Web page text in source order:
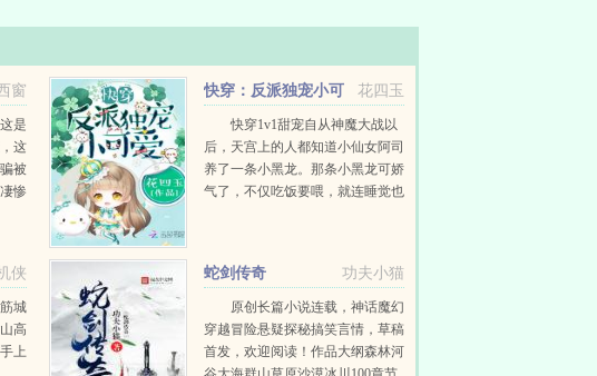
窗
是
这
被
惨
花四玉
快穿：反派独宠小可
快穿1v1甜宠自从神魔大战以
后，天宫上的人都知道小仙女阿司
养了一条小黑龙。那条小黑龙可娇
气了，不仅吃饭要喂，就连睡觉也
了吗？阿司，你...
侠
城
高
上
功夫小猫
蛇剑传奇
原创长篇小说连载，神话魔幻
穿越冒险悬疑探秘搞笑言情，草稿
首发，欢迎阅读！作品大纲森林河